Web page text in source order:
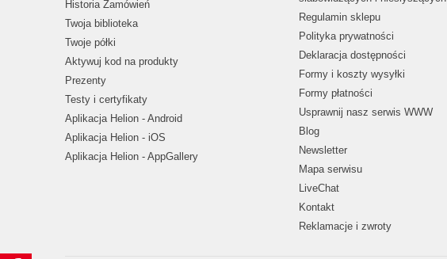
Historia Zamówień
Twoja biblioteka
Twoje półki
Aktywuj kod na produkty
Prezenty
Testy i certyfikaty
Aplikacja Helion - Android
Aplikacja Helion - iOS
Aplikacja Helion - AppGallery
Regulamin sklepu
Polityka prywatności
Deklaracja dostępności
Formy i koszty wysyłki
Formy płatności
Usprawnij nasz serwis WWW
Blog
Newsletter
Mapa serwisu
LiveChat
Kontakt
Reklamacje i zwroty